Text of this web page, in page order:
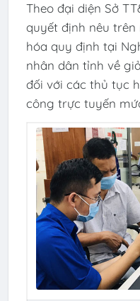
Theo đại diện Sở
quyết định nêu
hóa quy định tại
nhân dân tỉnh về
đối với các thủ tục
công trực tuyến